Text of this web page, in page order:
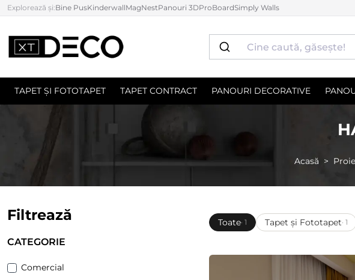
Explorează și:Bine PusKinderwallMagNestPanouri 3DProBoardSimply Walls
TAPET ȘI FOTOTAPET TAPET CONTRACT PANOURI DECORATIVE
Acasă
Filtrează
CATEGORIE
Comercial
Toate· 1 Tapet și Fototapet· 1